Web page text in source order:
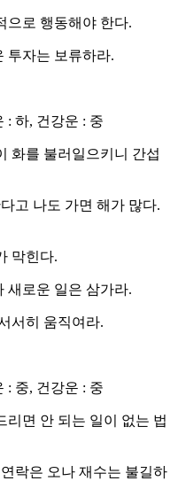
으로 행동해야 한다.
투자는 보류하라.
: 하, 건강운 : 중
화를 불러일으키니 간섭
고 나도 가면 해가 많다.
막힌다.
새로운 일은 삼가라.
서히 움직여라.
: 중, 건강운 : 중
리면 안 되는 일이 없는 법
락은 오나 재수는 불길하